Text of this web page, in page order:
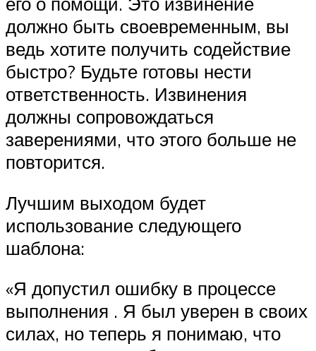
должно быть своевременным, вы
ведь хотите получить содействие
быстро? Будьте готовы нести
ответственность. Извинения
должны сопровождаться
заверениями, что этого больше не
повторится.
Лучшим выходом будет
использование следующего
шаблона:
«Я допустил ошибку в процессе
выполнения . Я был уверен в своих
силах, но теперь я понимаю, что